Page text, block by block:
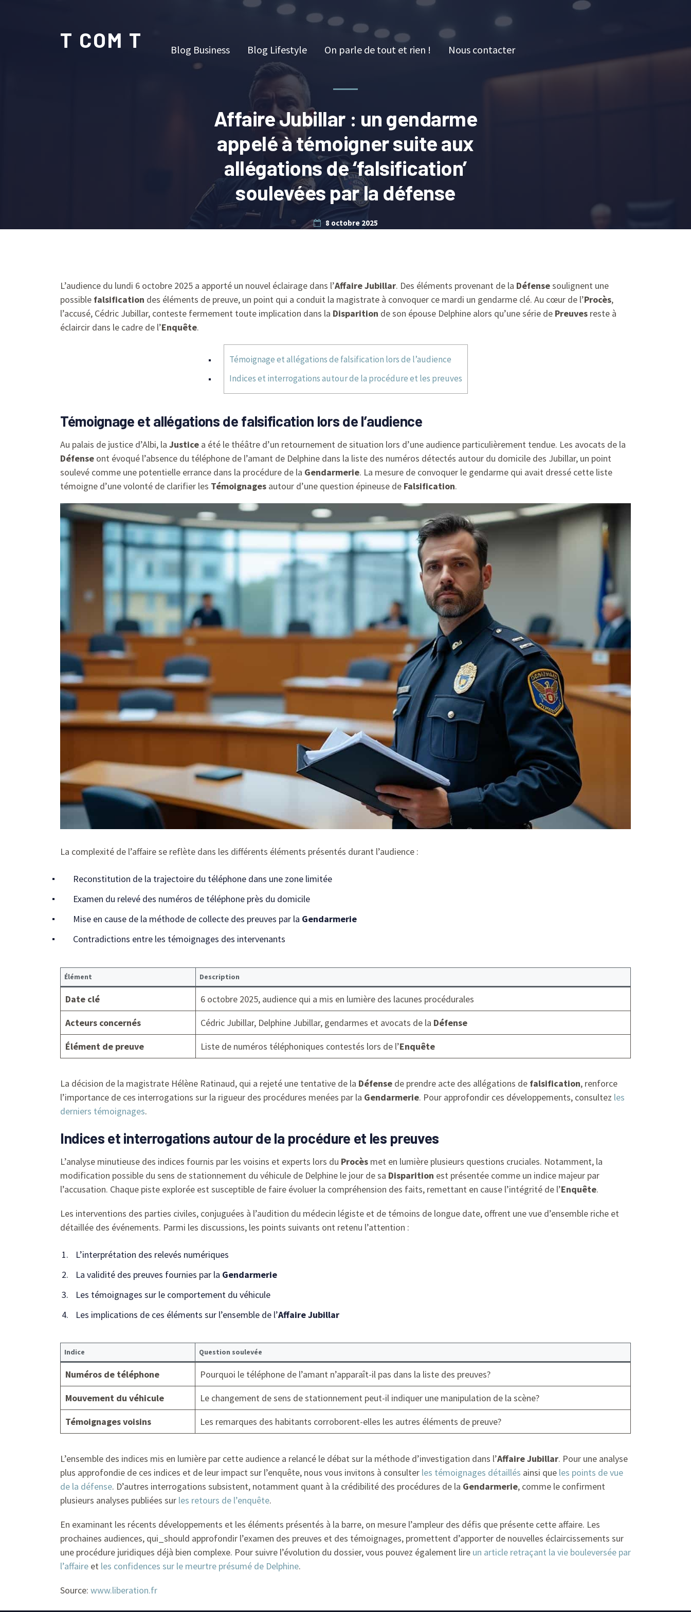
T COM T Blog Business Blog Lifestyle On parle de tout et rien ! Nous contacter
Affaire Jubillar : un gendarme
appelé à témoigner suite aux
allégations de ‘falsification’
soulevées par la défense
8 octobre 2025
L’audience du lundi 6 octobre 2025 a apporté un nouvel éclairage dans l’Affaire Jubillar. Des éléments provenant de la Défensesoulignent une
possible falsification des éléments de preuve, un point qui a conduit la magistrate à convoquer ce mardi un gendarme clé. Au cœur de l’Procès,
l’accusé, Cédric Jubillar, conteste fermement toute implication dans la Disparition de son épouse Delphine alors qu’une série de Preuves reste à
éclaircir dans le cadre de l’Enquête.
Témoignage et allégations de falsification lors de l’audience
Indices et interrogations autour de la procédure et les preuves
Témoignage et allégations de falsification lors de l’audience
Au palais de justice d’Albi, la Justice a été le théâtre d’un retournement de situation lors d’une audience particulièrement tendue. Les avocats de la
Défense ont évoqué l’absence du téléphone de l’amant de Delphine dans la liste des numéros détectés autour du domicile des Jubillar, un point
soulevé comme une potentielle errance dans la procédure de la Gendarmerie. La mesure de convoquer le gendarme qui avait dressé cette liste
témoigne d’une volonté de clarifier les Témoignages autour d’une question épineuse de Falsification.
La complexité de l’affaire se reflète dans les différents éléments présentés durant l’audience :
Reconstitution de la trajectoire du téléphone dans une zone limitée
Examen du relevé des numéros de téléphone près du domicile
Mise en cause de la méthode de collecte des preuves par la Gendarmerie
Contradictions entre les témoignages des intervenants
Élément Description
Date clé
6 octobre 2025, audience qui a mis en lumière des lacunes procédurales
Acteurs concernés
Cédric Jubillar, Delphine Jubillar, gendarmes et avocats de la Défense
Élément de preuve
Liste de numéros téléphoniques contestés lors de l’Enquête
La décision de la magistrate Hélène Ratinaud, qui a rejeté une tentative de la Défense de prendre acte des allégations de falsification, renforce
l’importance de ces interrogations sur la rigueur des procédures menées par la Gendarmerie. Pour approfondir ces développements, consultez les
derniers témoignages.
Indices et interrogations autour de la procédure et les preuves
L’analyse minutieuse des indices fournis par les voisins et experts lors du Procès met en lumière plusieurs questions cruciales. Notamment, la
modification possible du sens de stationnement du véhicule de Delphine le jour de sa Disparition est présentée comme un indice majeur par
l’accusation. Chaque piste explorée est susceptible de faire évoluer la compréhension des faits, remettant en cause l’intégrité de l’Enquête.
Les interventions des parties civiles, conjuguées à l’audition du médecin légiste et de témoins de longue date, offrent une vue d’ensemble riche et
détaillée des événements. Parmi les discussions, les points suivants ont retenu l’attention :
L’interprétation des relevés numériques
La validité des preuves fournies par la Gendarmerie
Les témoignages sur le comportement du véhicule
Les implications de ces éléments sur l’ensemble de l’Affaire Jubillar
Indice Question soulevée
Numéros de téléphone
Pourquoi le téléphone de l’amant n’apparaît-il pas dans la liste des preuves?
Mouvement du véhicule
Le changement de sens de stationnement peut-il indiquer une manipulation de la scène?
Témoignages voisins
Les remarques des habitants corroborent-elles les autres éléments de preuve?
L’ensemble des indices mis en lumière par cette audience a relancé le débat sur la méthode d’investigation dans l’Affaire Jubillar. Pour une analyse
plus approfondie de ces indices et de leur impact sur l’enquête, nous vous invitons à consulter les témoignages détaillés ainsi que les points de vue
de la défense. D’autres interrogations subsistent, notamment quant à la crédibilité des procédures de la Gendarmerie, comme le confirment
plusieurs analyses publiées sur les retours de l’enquête.
En examinant les récents développements et les éléments présentés à la barre, on mesure l’ampleur des défis que présente cette affaire. Les
prochaines audiences, qui_should approfondir l’examen des preuves et des témoignages, promettent d’apporter de nouvelles éclaircissements sur
une procédure juridiques déjà bien complexe. Pour suivre l’évolution du dossier, vous pouvez également lire un article retraçant la vie bouleversée par
l’affaire et les confidences sur le meurtre présumé de Delphine.
Source: www.liberation.fr